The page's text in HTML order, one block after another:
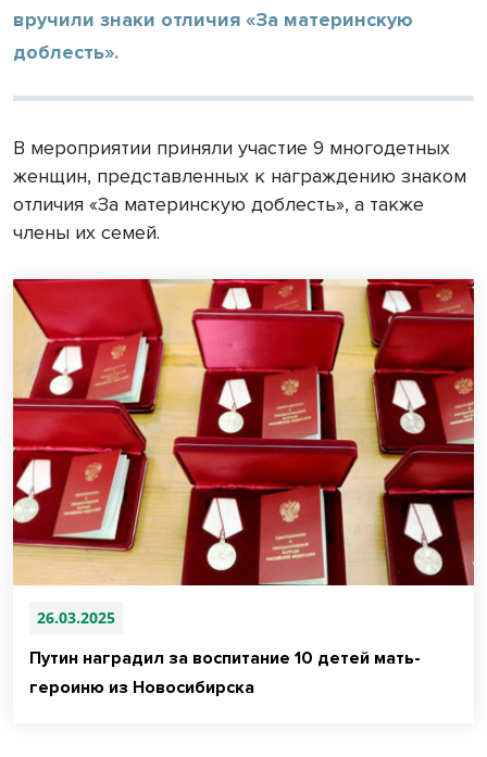
вручили знаки отличия «За материнскую
доблесть».
В мероприятии приняли участие 9 многодетных
женщин, представленных к награждению знаком
отличия «За материнскую доблесть», а также
члены их семей.
26.03.2025
Путин наградил за воспитание 10 детей мать-
героиню из Новосибирска